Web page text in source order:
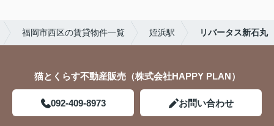
福岡市西区の賃貸物件一覧 姪浜駅 リバータス新石丸
猫とくらす不動産販売（株式会社HAPPY PLAN）
092-409-8973 お問い合わせ